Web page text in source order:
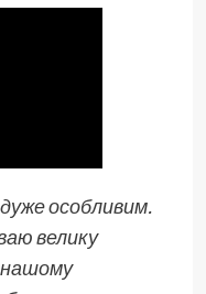
особливим.
велику
нашому